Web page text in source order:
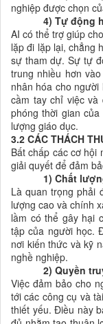
nghiệp được chọn
4) Tự động
AI có thể trợ giúp
lặp đi lặp lại, chẳng
sự tham dự. Sự tự
trung nhiều hơn
nhân hóa cho người
cầm tay chỉ việc và
phóng thời gian
lượng giáo dục.
3.2 CÁC THÁCH
Bất chấp các cơ hội
giải quyết để đảm
1) Chất
Là quan trọng phải
lượng cao và chính
lầm có thể gây hại
tập của người học.
nơi kiến thức và kỹ
nghề nghiệp.
2) Quyền
Việc đảm bảo cho
tới các công cụ và
thiết yếu. Điều này